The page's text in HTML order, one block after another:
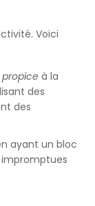
Voici
à la
des
des
ayant un bloc